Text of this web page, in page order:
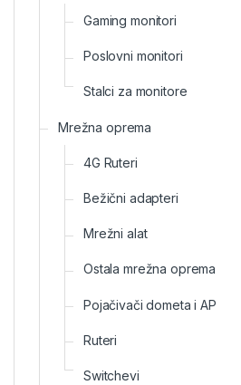
Gaming monitori
Poslovni monitori
Stalci za monitore
Mrežna oprema
4G Ruteri
Bežični adapteri
Mrežni alat
Ostala mrežna oprema
Pojačivači dometa i AP
Ruteri
Switchevi